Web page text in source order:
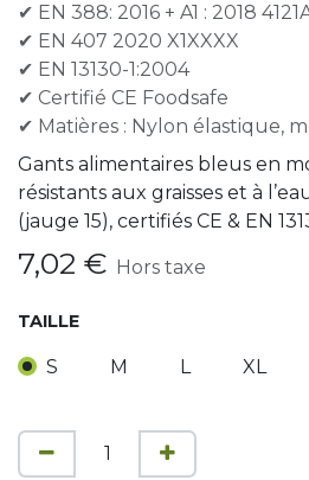
✔ EN 388: 2016 + A1 : 2018
✔ EN 407 2020 X1XXXX
✔ EN 13130-1:2004
✔ Certifié CE Foodsafe
✔ Matières : Nylon élastique,
Gants alimentaires bleus en
résistants aux graisses et à
(jauge 15), certifiés CE & EN
7,02 € Hors taxe
TAILLE
S M L XL